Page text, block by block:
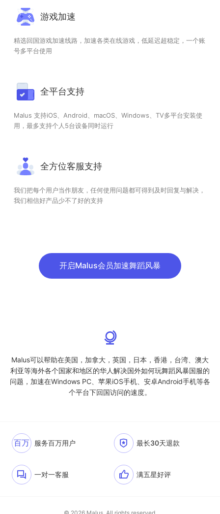
游戏加速
精选回国游戏加速线路，加速各类在线游戏，低延迟超稳定，一个账
号多平台使用
全平台支持
Malus 支持iOS、Android、macOS、Windows、TV多平台安装使
用，最多支持个人5台设备同时运行
全方位客服支持
我们把每个用户当作朋友，任何使用问题都可得到及时回复与解决，
我们相信好产品少不了好的支持
开启Malus会员加速舞蹈风暴
Malus可以帮助在美国，加拿大，英国，日本，香港，台湾、澳大
利亚等海外各个国家和地区的华人解决国外如何玩舞蹈风暴国服的
问题，加速在Windows PC、苹果iOS手机、安卓Android手机等各
个平台下回国访问的速度。
百万 服务百万用户 最长30天退款
一对一客服 满五星好评